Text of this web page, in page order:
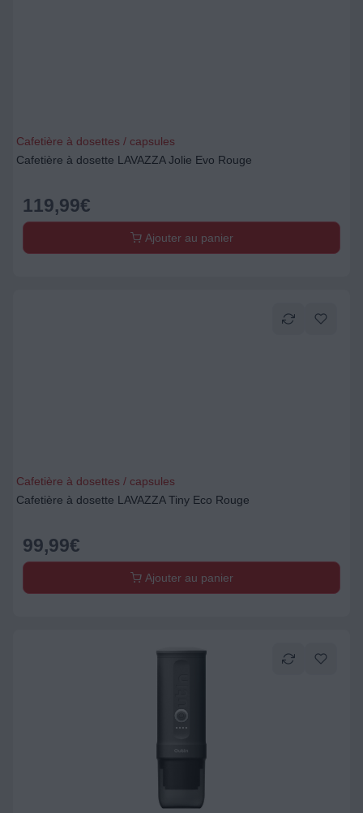
Cafetière à dosettes / capsules
Cafetière à dosette LAVAZZA Jolie Evo Rouge
119,99€
Ajouter au panier
Cafetière à dosettes / capsules
Cafetière à dosette LAVAZZA Tiny Eco Rouge
99,99€
Ajouter au panier